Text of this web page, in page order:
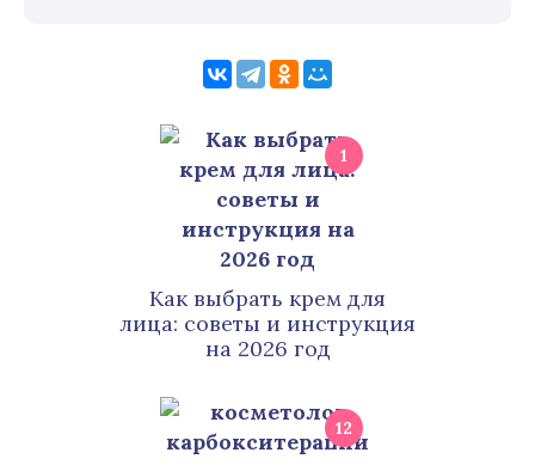
1
Как выбрать крем для
лица: советы и инструкция
на 2026 год
12